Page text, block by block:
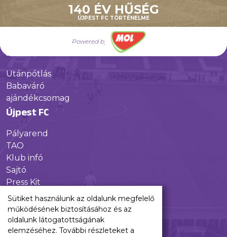
140 ÉV HŰSÉG
ÚJPEST FC TÖRTÉNELME
Powered by
Híreink
Csapataink
Jövőnk
Utánpótlás
Babaváró
ajándékcsomag
Újpest FC
Pályarend
TAO
Klub infó
Sajtó
Press Kit
Újpest FC Shop
Digitális felületeink
Facebook
Sütiket használunk az oldalunk megfelelő
működésének biztosításához és az
oldalunk látogatottságának
elemzéséhez. További részleteket a